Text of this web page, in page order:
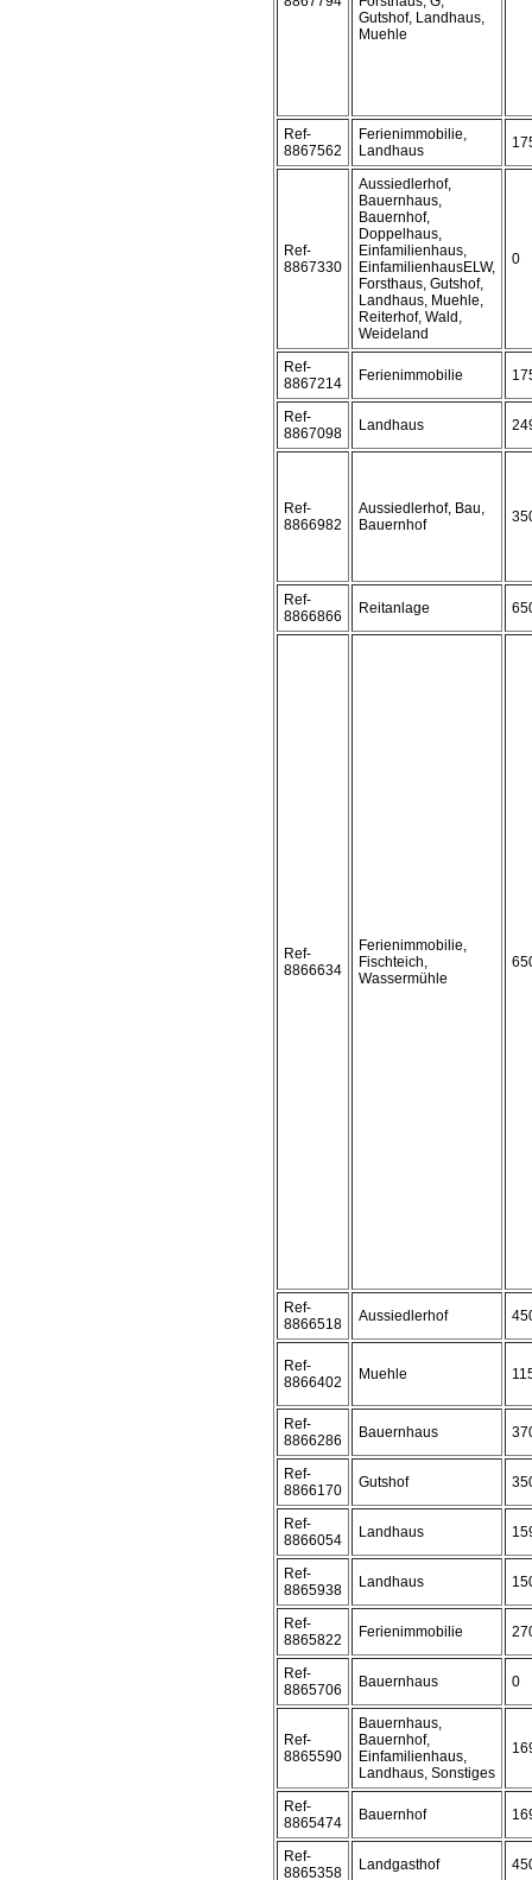
Gutshof, Landhaus,
Muehle
Ref-
8867562
Ferienimmobilie,
Landhaus
Ref-
8867330
Aussiedlerhof,
Bauernhaus,
Bauernhof,
Doppelhaus,
Einfamilienhaus,
EinfamilienhausELW,
Forsthaus, Gutshof,
Landhaus, Muehle,
Reiterhof, Wald,
Weideland
0
Ref-
8867214
Ferienimmobilie
Ref-
8867098
Landhaus
Ref-
8866982
Aussiedlerhof, Bau,
Bauernhof
Ref-
8866866
Reitanlage
Ref-
8866634
Ferienimmobilie,
Fischteich,
Wassermühle
Ref-
8866518
Aussiedlerhof
Ref-
8866402
Muehle
Ref-
8866286
Bauernhaus
Ref-
8866170
Gutshof
Ref-
8866054
Landhaus
Ref-
8865938
Landhaus
Ref-
8865822
Ferienimmobilie
Ref-
8865706
Bauernhaus 0
Ref-
8865590
Bauernhaus,
Bauernhof,
Einfamilienhaus,
Landhaus, Sonstiges
Ref-
8865474
Bauernhof
Ref-
8865358
Landgasthof